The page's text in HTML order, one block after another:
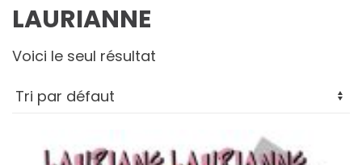
LAURIANNE
Voici le seul résultat